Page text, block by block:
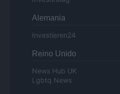
Alemania
Investieren24
Reino Unido
News Hub UK
Lgbtq News